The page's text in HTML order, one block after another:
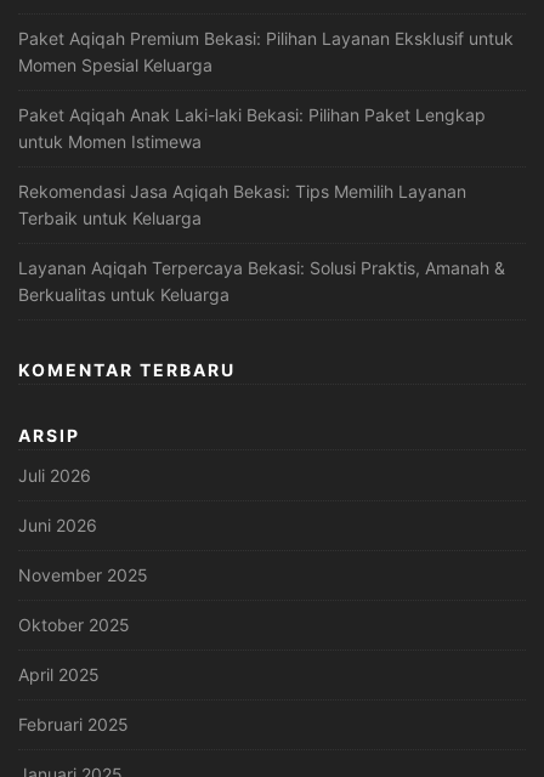
Paket Aqiqah Premium Bekasi: Pilihan Layanan Eksklusif untuk
Momen Spesial Keluarga
Paket Aqiqah Anak Laki-laki Bekasi: Pilihan Paket Lengkap
untuk Momen Istimewa
Rekomendasi Jasa Aqiqah Bekasi: Tips Memilih Layanan
Terbaik untuk Keluarga
Layanan Aqiqah Terpercaya Bekasi: Solusi Praktis, Amanah &
Berkualitas untuk Keluarga
KOMENTAR TERBARU
ARSIP
Juli 2026
Juni 2026
November 2025
Oktober 2025
April 2025
Februari 2025